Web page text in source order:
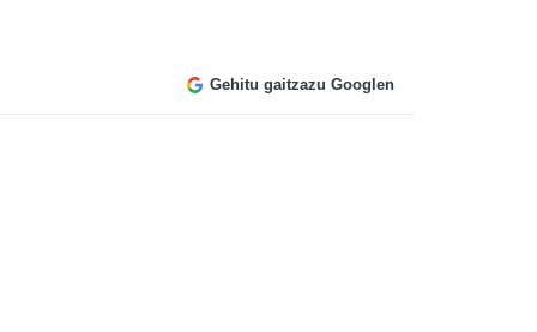
Gehitu gaitzazu Googlen